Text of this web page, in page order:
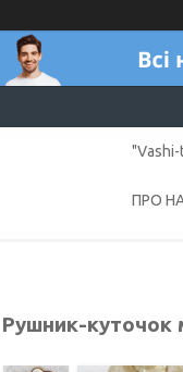
ПРО
Рушник-куточок